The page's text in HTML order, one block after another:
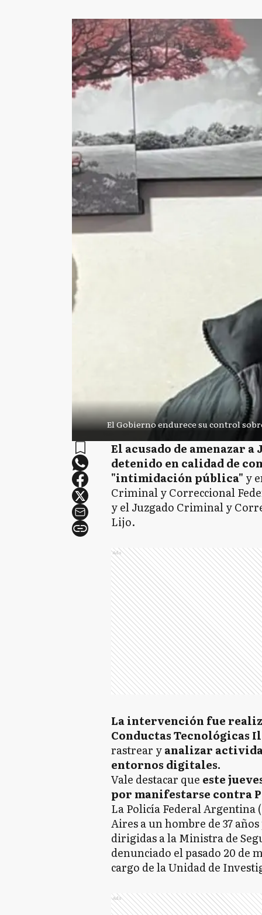
El Gobierno endurece su control
El acusado de amenazar
detenido en calidad de
"intimidación pública" y
Criminal y Correccional
y el Juzgado Criminal y
Lijo.
Ads
La intervención fue
Conductas Tecnológicas
rastrear yanalizar
entornos digitales.
Vale destacar que este
por manifestarse contra
La Policía Federal Argentina
Aires a un hombre de 37
dirigidas a la Ministra de
denunciado el pasado 20 de
cargo de la Unidad de
Ads